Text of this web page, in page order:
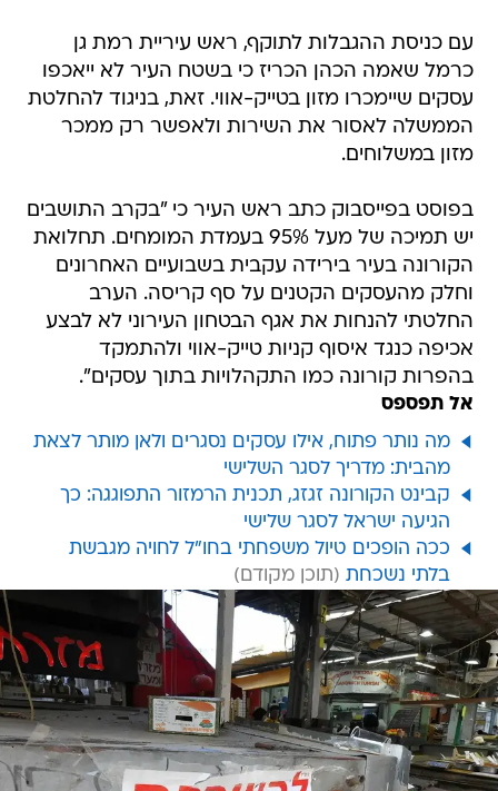
עם כניסת ההגבלות לתוקף, ראש עיריית רמת גן
כרמל שאמה הכהן הכריז כי בשטח העיר לא ייאכפו
עסקים שיימכרו מזון בטייק-אווי. זאת, בניגוד להחלטת
הממשלה לאסור את השירות ולאפשר רק ממכר
מזון במשלוחים.
בפוסט בפייסבוק כתב ראש העיר כי "בקרב התושבים
יש תמיכה של מעל 95% בעמדת המומחים. תחלואת
הקורונה בעיר בירידה עקבית בשבועיים האחרונים
וחלק מהעסקים הקטנים על סף קריסה. הערב
החלטתי להנחות את אגף הבטחון העירוני לא לבצע
אכיפה כנגד איסוף קניות טייק-אווי ולהתמקד
בהפרות קורונה כמו התקהלויות בתוך עסקים".
אל תפספס
מה נותר פתוח, אילו עסקים נסגרים ולאן מותר לצאת
מהבית: מדריך לסגר השלישי
קבינט הקורונה זגזג, תכנית הרמזור התפוגגה: כך
הגיעה ישראל לסגר שלישי
ככה הופכים טיול משפחתי בחו"ל לחויה מגבשת
בלתי נשכחת